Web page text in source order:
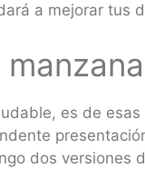
a mejorar tus
es de
dos versiones